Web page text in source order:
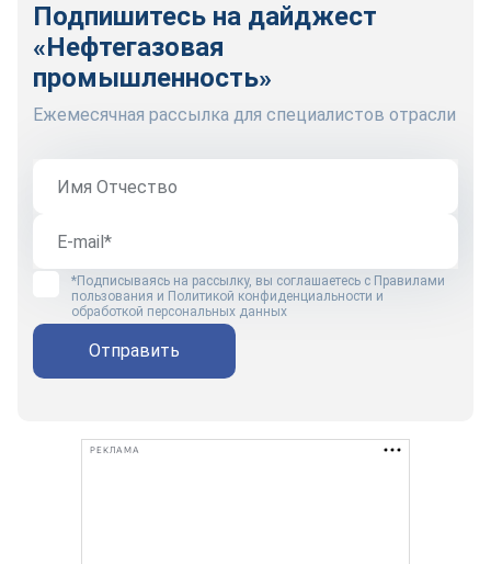
Подпишитесь на дайджест
«Нефтегазовая
промышленность»
Ежемесячная рассылка для специалистов отрасли
*Подписываясь на рассылку, вы соглашаетесь с Правилами
пользования и Политикой конфиденциальности и
обработкой персональных данных
Отправить
РЕКЛАМА